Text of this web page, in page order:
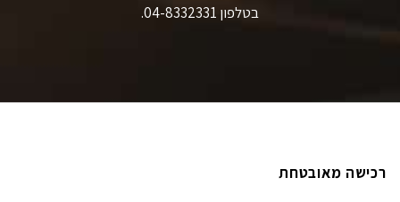
בטלפון 04-8332331.
רכישה מאובטחת